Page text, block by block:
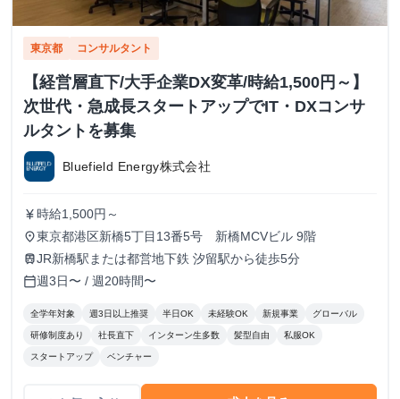
東京都 コンサルタント
【経営層直下/大手企業DX変革/時給1,500円～】
次世代・急成長スタートアップでIT・DXコンサ
ルタントを募集
Bluefield Energy株式会社
currency_yen 時給1,500円～
place東京都港区新橋5丁目13番5号 新橋MCVビル 9階
trainJR新橋駅または都営地下鉄 汐留駅から徒歩5分
calendar_today週3日〜 / 週20時間〜
全学年対象 週3日以上推奨 半日OK 未経験OK 新規事業 グローバル
研修制度あり 社長直下 インターン生多数 髪型自由 私服OK
スタートアップ ベンチャー